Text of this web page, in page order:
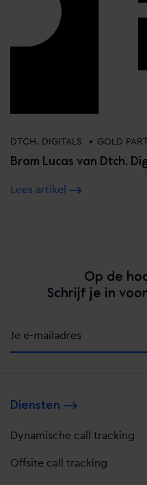
DTCH. DIGITALS • GOLD
Bram Lucas van Dtch.
Lees artikel
Op de
Schrijf je in
Diensten
Dynamische call tracking
Offsite call tracking